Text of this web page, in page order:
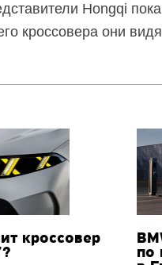
Hongqi
кроссовера они
кроссовер
по